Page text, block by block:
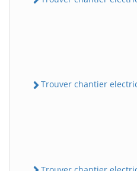
Trouver chantier